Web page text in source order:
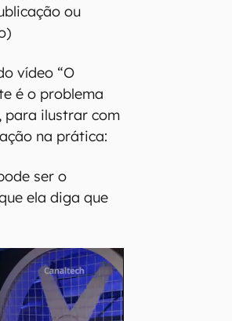
ou
vídeo “O
é o problema
, para ilustrar com
na prática:
ser o
ela diga que